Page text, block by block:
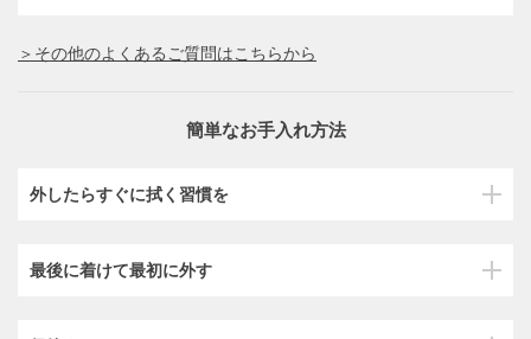
＞その他のよくあるご質問はこちらから
簡単なお手入れ方法
外したらすぐに拭く習慣を
最後に着けて最初に外す